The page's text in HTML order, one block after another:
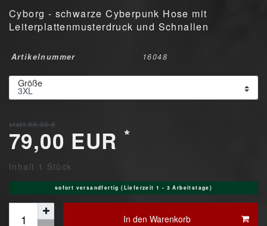
Cyborg - schwarze Cyberpunk Hose mit
Leiterplattenmusterdruck und Schnallen
Artikelnummer 16048
Größe
statt 99,00 €
79,00 EUR *
Inhalt 1 Stück
sofort versandfertig (Lieferzeit 1 - 3 Arbeitstage)
In den Warenkorb